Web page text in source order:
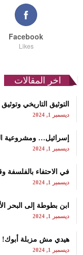
Facebook
Likes
اخر المقالات
التوثيق التاريخي
ديسمبر 1, 2024
إسرائيل… ومشروعية
ديسمبر 1, 2024
في الاحتفاء بالفلسفة
ديسمبر 1, 2024
ابن بطوطة إلى البحر
ديسمبر 1, 2024
هيدي مش مزبلة أبوك!
ديسمبر 1, 2024